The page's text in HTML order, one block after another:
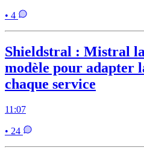
• 4
Shieldstral : Mistral
modèle pour adapter
chaque service
11:07
• 24